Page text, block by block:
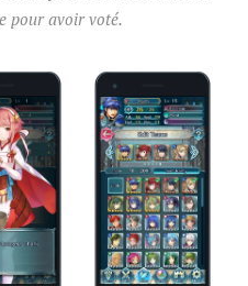
pour avoir voté.